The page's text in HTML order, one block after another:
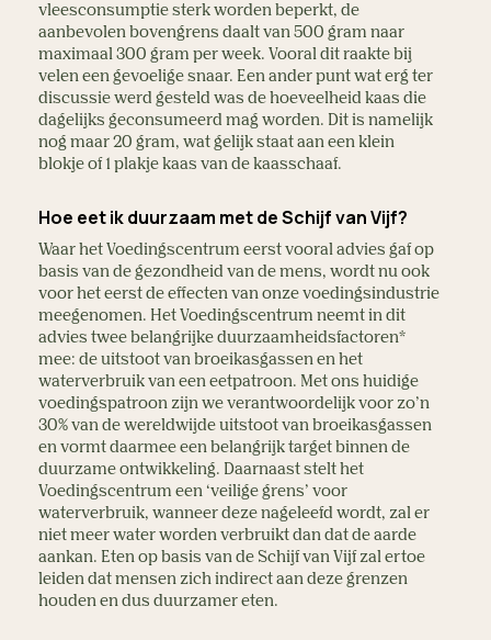
vleesconsumptie sterk worden beperkt, de
aanbevolen bovengrens daalt van 500 gram naar
maximaal 300 gram per week. Vooral dit raakte bij
velen een gevoelige snaar. Een ander punt wat erg ter
discussie werd gesteld was de hoeveelheid kaas die
dagelijks geconsumeerd mag worden. Dit is namelijk
nog maar 20 gram, wat gelijk staat aan een klein
blokje of 1 plakje kaas van de kaasschaaf.
Hoe eet ik duurzaam met de Schijf van Vijf?
Waar het Voedingscentrum eerst vooral advies gaf op
basis van de gezondheid van de mens, wordt nu ook
voor het eerst de effecten van onze voedingsindustrie
meegenomen. Het Voedingscentrum neemt in dit
advies twee belangrijke duurzaamheidsfactoren*
mee: de uitstoot van broeikasgassen en het
waterverbruik van een eetpatroon. Met ons huidige
voedingspatroon zijn we verantwoordelijk voor zo’n
30% van de wereldwijde uitstoot van broeikasgassen
en vormt daarmee een belangrijk target binnen de
duurzame ontwikkeling. Daarnaast stelt het
Voedingscentrum een ‘veilige grens’ voor
waterverbruik, wanneer deze nageleefd wordt, zal er
niet meer water worden verbruikt dan dat de aarde
aankan. Eten op basis van de Schijf van Vijf zal ertoe
leiden dat mensen zich indirect aan deze grenzen
houden en dus duurzamer eten.